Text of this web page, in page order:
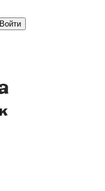
Войти